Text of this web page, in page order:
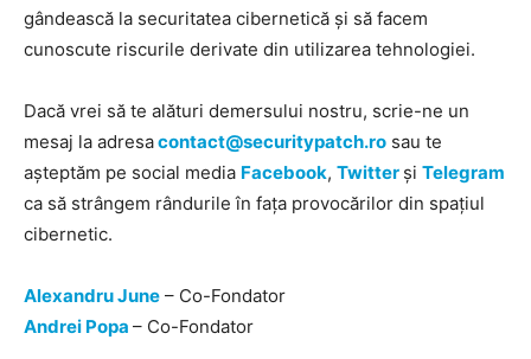
gândească la securitatea cibernetică și să facem
cunoscute riscurile derivate din utilizarea tehnologiei.
Dacă vrei să te alături demersului nostru, scrie-ne un
mesaj la adresacontact@securitypatch.ro sau te
așteptăm pe social media Facebook, Twitter și Telegram
ca să strângem rândurile în fața provocărilor din spațiul
cibernetic.
Alexandru June – Co-Fondator
Andrei Popa – Co-Fondator